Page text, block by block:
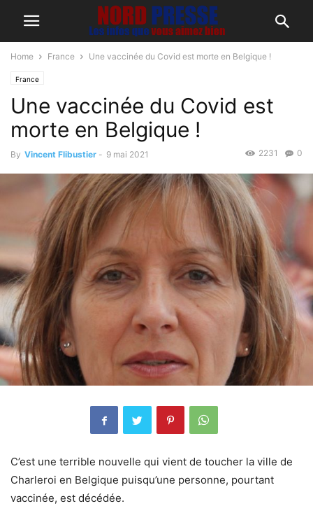
Home France Une vaccinée du Covid est morte en Belgique !
France
Une vaccinée du Covid est
morte en Belgique !
By Vincent Flibustier - 9 mai 2021 0
2231
C’est une terrible nouvelle qui vient de toucher la ville de
Charleroi en Belgique puisqu’une personne, pourtant
vaccinée, est décédée.